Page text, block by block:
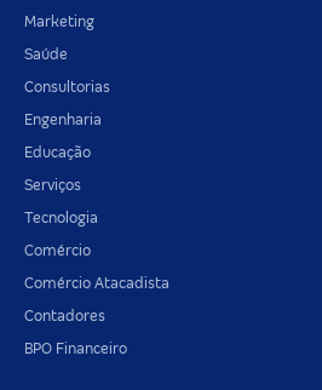
Marketing
Saúde
Consultorias
Engenharia
Educação
Serviços
Tecnologia
Comércio
Comércio Atacadista
Contadores
BPO Financeiro